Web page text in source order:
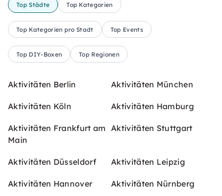
Top Städte Top Kategorien
Top Kategorien pro Stadt Top Events
Top DIY-Boxen Top Regionen
Aktivitäten Berlin Aktivitäten München
Aktivitäten Köln Aktivitäten Hamburg
Aktivitäten Frankfurt am
Main
Aktivitäten Stuttgart
Aktivitäten Düsseldorf Aktivitäten Leipzig
Aktivitäten Hannover Aktivitäten Nürnberg